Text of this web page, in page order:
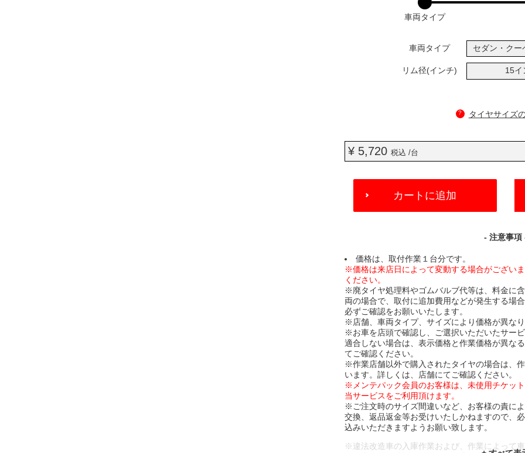
車両タイプ
車両タイプ セダン・クー
リム径(インチ) 15イ
? タイヤサイズ
¥ 5,720税込 /台
ADD
CART
カートに追加
- 注意事項
価格は、取付作業１台分です。
※価格は来店日によって変動する場合がござい
ください。
※廃タイヤ処理料やゴムバルブ代等は、料金に
両の場合で、取付に追加費用などが発生する場
必ずご確認をお願いいたします。
※店舗、車両タイプ、サイズにより価格が異な
※お車を店頭で確認し、ご選択いただいたサー
適合しない場合は、表示価格と作業価格が異な
てご確認ください。
※作業店舗以外で購入されたタイヤの場合は、
います。詳しくは、店舗にてご確認ください。
※メンテパック会員のお客様は、未使用チケッ
当サービスをご利用頂けます。
※ご注文時のサイズ間違いなど、お客様の責に
交換、返品返金等お受けいたしかねますので、
込みいただきますようお願い致します。
※違法改造車の入庫作業および、作業によって